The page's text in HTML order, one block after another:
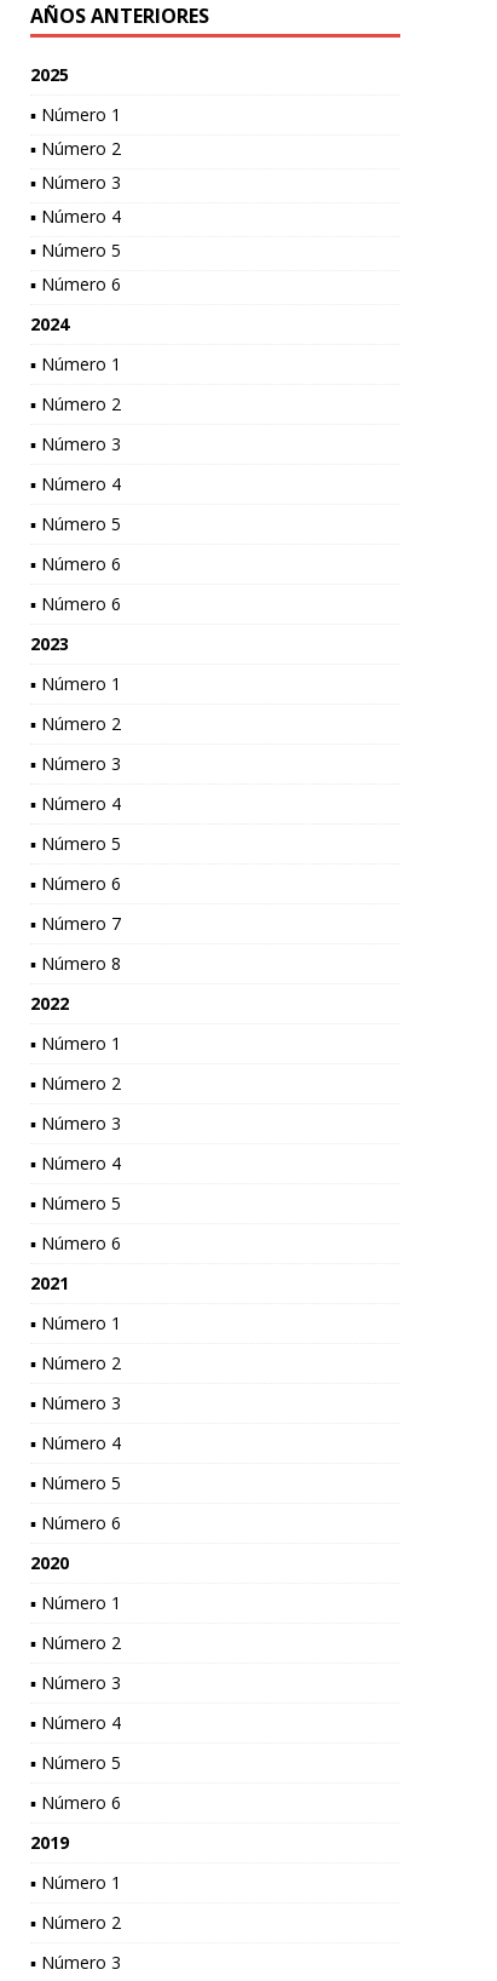
AÑOS ANTERIORES
2025
▪ Número 1
▪ Número 2
▪ Número 3
▪ Número 4
▪ Número 5
▪ Número 6
2024
▪ Número 1
▪ Número 2
▪ Número 3
▪ Número 4
▪ Número 5
▪ Número 6
▪ Número 6
2023
▪ Número 1
▪ Número 2
▪ Número 3
▪ Número 4
▪ Número 5
▪ Número 6
▪ Número 7
▪ Número 8
2022
▪ Número 1
▪ Número 2
▪ Número 3
▪ Número 4
▪ Número 5
▪ Número 6
2021
▪ Número 1
▪ Número 2
▪ Número 3
▪ Número 4
▪ Número 5
▪ Número 6
2020
▪ Número 1
▪ Número 2
▪ Número 3
▪ Número 4
▪ Número 5
▪ Número 6
2019
▪ Número 1
▪ Número 2
▪ Número 3